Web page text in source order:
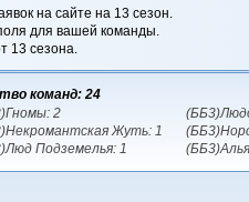
на сайте на 13 сезон.
для вашей команды.
13 сезона.
команд: 24
2
Жуть: 1
Подземелья: 1